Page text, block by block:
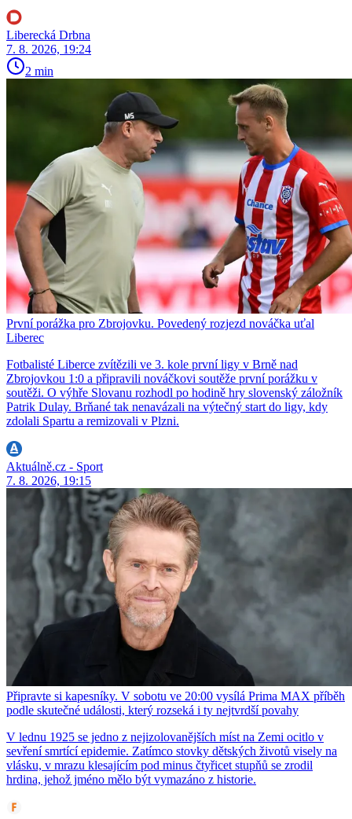
Liberecká Drbna
7. 8. 2026, 19:24
2 min
První porážka pro Zbrojovku. Povedený rozjezd nováčka uťal
Liberec
Fotbalisté Liberce zvítězili ve 3. kole první ligy v Brně nad
Zbrojovkou 1:0 a připravili nováčkovi soutěže první porážku v
soutěži. O výhře Slovanu rozhodl po hodině hry slovenský záložník
Patrik Dulay. Brňané tak nenavázali na výtečný start do ligy, kdy
zdolali Spartu a remizovali v Plzni.
Aktuálně.cz - Sport
7. 8. 2026, 19:15
Připravte si kapesníky. V sobotu ve 20:00 vysílá Prima MAX příběh
podle skutečné události, který rozseká i ty nejtvrdší povahy
V lednu 1925 se jedno z nejizolovanějších míst na Zemi ocitlo v
sevření smrtící epidemie. Zatímco stovky dětských životů visely na
vlásku, v mrazu klesajícím pod minus čtyřicet stupňů se zrodil
hrdina, jehož jméno mělo být vymazáno z historie.